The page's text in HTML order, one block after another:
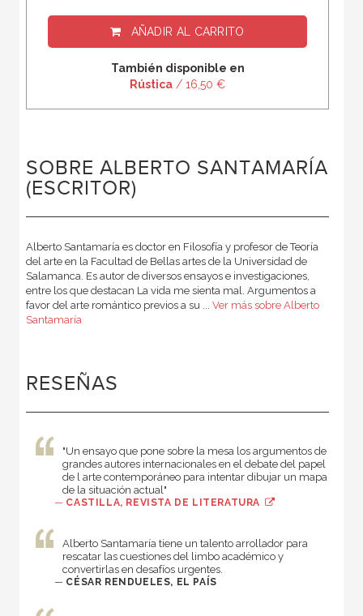
AÑADIR AL CARRITO
También disponible en
Rústica / 16,50 €
SOBRE ALBERTO SANTAMARÍA
(ESCRITOR)
Alberto Santamaría es doctor en Filosofía y profesor de Teoría
del arte en la Facultad de Bellas artes de la Universidad de
Salamanca. Es autor de diversos ensayos e investigaciones,
entre los que destacan La vida me sienta mal. Argumentos a
favor del arte romántico previos a su ... Ver más sobre Alberto
Santamaría
RESEÑAS
"Un ensayo que pone sobre la mesa los argumentos de
grandes autores internacionales en el debate del papel
de l arte contemporáneo para intentar dibujar un mapa
de la situación actual"
— CASTILLA, REVISTA DE LITERATURA
Alberto Santamaría tiene un talento arrollador para
rescatar las cuestiones del limbo académico y
convertirlas en desafíos urgentes.
— CÉSAR RENDUELES, EL PAÍS